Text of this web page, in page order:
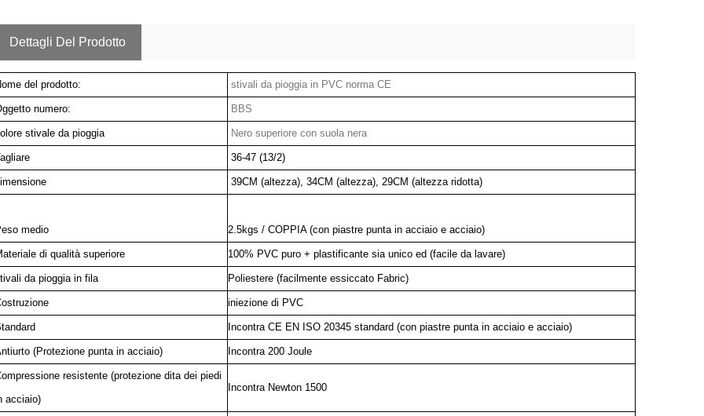
Dettagli Del Prodotto
del prodotto: stivali da pioggia in PVC norma CE
numero: BBS
stivale da pioggia Nero superiore con suola nera
36-47 (13/2)
39CM (altezza), 34CM (altezza), 29CM (altezza ridotta)
medio 2.5kgs / COPPIA (con piastre punta in acciaio e acciaio)
di qualità superiore 100% PVC puro + plastificante sia unico ed (facile da lavare)
da pioggia in fila Poliestere (facilmente essiccato Fabric)
iniezione di PVC
Incontra CE EN ISO 20345 standard (con piastre punta in acciaio e acciaio)
(Protezione punta in acciaio) Incontra 200 Joule
resistente (protezione dita dei piedi
acciaio)
Incontra Newton 1500